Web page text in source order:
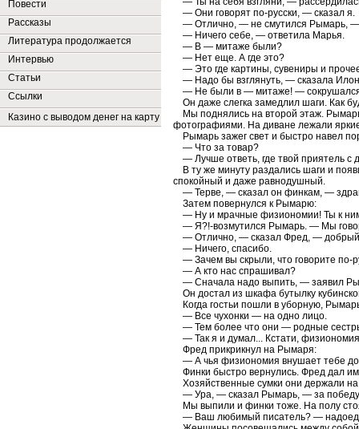
Повести
Рассказы
Литература продолжается
Интервью
Статьи
Ссылки
Казино с выводом денег на карту
— Они говорят по-русски, — сказал я.
— Отлично, — не смутился Рымарь, —
— Ничего себе, — ответила Марья.
— В — митаже были?
— Нет еще. А где это?
— Это где картины, сувениры и
— Надо бы взглянуть, — сказала
— Не были в — митаже! —
Он даже слегка замедлил шаги. Как
Мы поднялись на второй этаж.
фотографиями. На диване лежали
Рымарь зажег свет и быстро навел
— Что за товар?
— Лучше ответь, где твой приятель с
В ту же минуту раздались шаги и
спокойный и даже равнодушный.
— Терве, — сказал он финкам, —
Затем повернулся к Рымарю:
— Ну и мрачные физиономии! Ты к
— Я?!-возмутился Рымарь. — Мы
— Отлично, — сказал Фред, — добрый
— Ничего, спасибо.
— Зачем вы скрыли, что говорите по-
— А кто нас спрашивал?
— Сначала надо выпить, — заявил
Он достал из шкафа бутылку
Когда гостьи пошли в уборную,
— Все чухонки — на одно лицо.
— Тем более что они — родные
— Так я и думал... Кстати,
Фред прикрикнул на Рымаря:
— А чья физиономия внушает тебе
Финки быстро вернулись. Фред дал
Хозяйственные сумки они держали на
— Ура, — сказал Рымарь, — за
Мы выпили и финки тоже. На полу
— Ваш любимый писатель? —